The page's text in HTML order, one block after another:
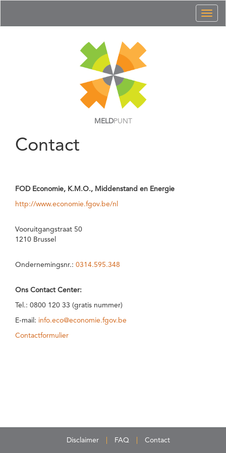
MELDPUNT
Contact
FOD Economie, K.M.O., Middenstand en Energie
http://www.economie.fgov.be/nl
Vooruitgangstraat 50
1210 Brussel
Ondernemingsnr.: 0314.595.348
Ons Contact Center:
Tel.: 0800 120 33 (gratis nummer)
E-mail: info.eco@economie.fgov.be
Contactformulier
Disclaimer FAQ Contact